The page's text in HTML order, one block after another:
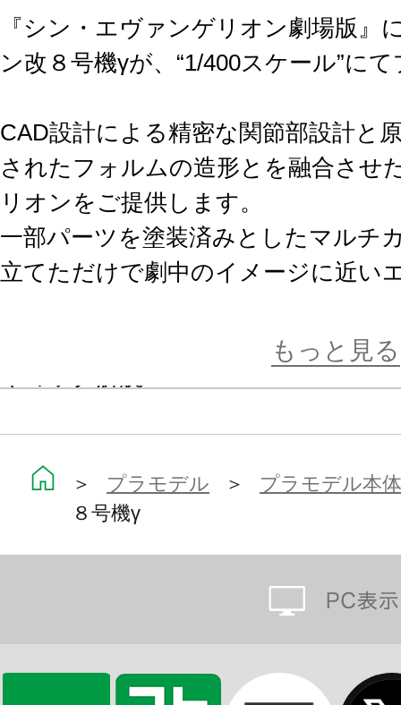
『シン・エヴァンゲリオン劇場版』
ン改８号機γが、“1/400スケール”に
CAD設計による精密な関節部設計と
されたフォルムの造形とを融合させ
リオンをご提供します。
一部パーツを塗装済みとしたマルチ
立てただけで劇中のイメージに近い
・別売のM.S.G「MB-48 ニューフラ
ており、劇中のアクションポーズを
・武装保持サポート用ジョイント
もっと見る
＞ プラモデル ＞ プラモデル本体
８号機γ